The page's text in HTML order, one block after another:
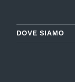
DOVE SIAMO